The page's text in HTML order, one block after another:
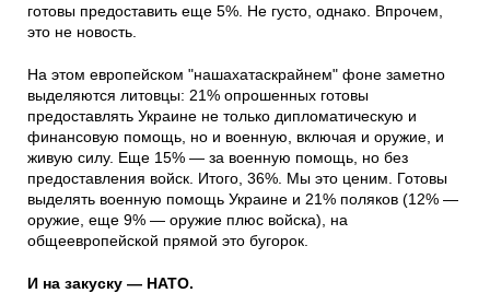
готовы предоставить еще 5%. Не густо, однако. Впрочем,
это не новость.
На этом европейском "нашахатаскрайнем" фоне заметно
выделяются литовцы: 21% опрошенных готовы
предоставлять Украине не только дипломатическую и
финансовую помощь, но и военную, включая и оружие, и
живую силу. Еще 15% — за военную помощь, но без
предоставления войск. Итого, 36%. Мы это ценим. Готовы
выделять военную помощь Украине и 21% поляков (12% —
оружие, еще 9% — оружие плюс войска), на
общеевропейской прямой это бугорок.
И на закуску — НАТО.